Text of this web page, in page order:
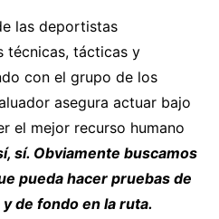
las deportistas
técnicas, tácticas y
con el grupo de los
asegura actuar bajo
el mejor recurso humano
sí. Obviamente buscamos
pueda hacer pruebas de
de fondo en la ruta.